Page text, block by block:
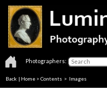
Photographers:
Back | Home > Contents > Images